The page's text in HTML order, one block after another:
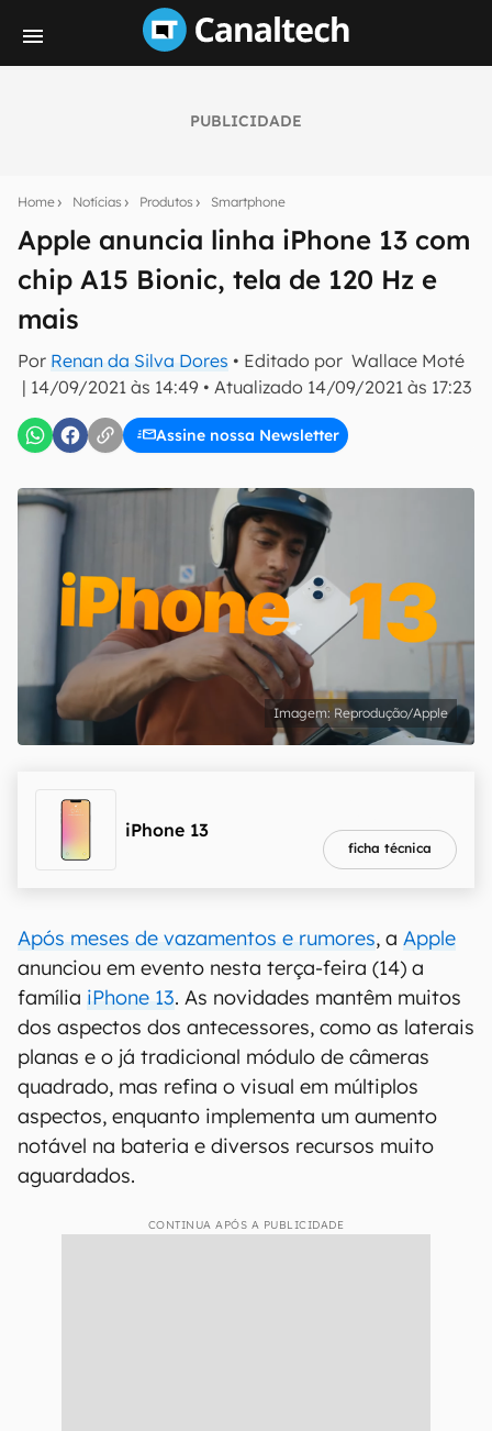
PUBLICIDADE
Home Notícias Produtos Smartphone
Apple anuncia linha iPhone 13 com
chip A15 Bionic, tela de 120 Hz e
mais
Por Renan da Silva Dores • Editado por Wallace Moté
| 14/09/2021 às 14:49 • Atualizado 14/09/2021 às 17:23
Assine nossa Newsletter
notícias e reviews sobre tecnologia em primeira
mão.
E-mail
inscreva-se
Confirmo que li, aceito e concordo com os Termos de
Uso e Política de Privacidade do Canaltech.
Reprodução/Apple
iPhone 13
ficha técnica
Após meses de vazamentos e rumores, a Apple
anunciou em evento nesta terça-feira (14) a
família iPhone 13. As novidades mantêm muitos
dos aspectos dos antecessores, como as laterais
planas e o já tradicional módulo de câmeras
quadrado, mas refina o visual em múltiplos
aspectos, enquanto implementa um aumento
notável na bateria e diversos recursos muito
aguardados.
CONTINUA APÓS A PUBLICIDADE